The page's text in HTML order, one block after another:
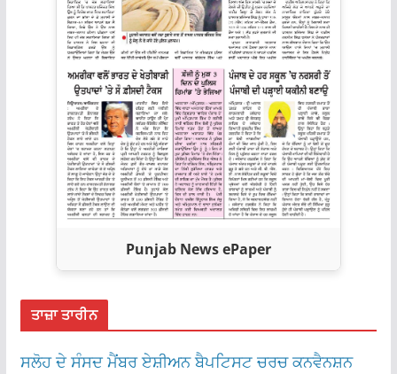
Punjab News ePaper
ਤਾਜ਼ਾ ਤਾਰੀਨ
ਸਲੋਹ ਦੇ ਸੰਸਦ ਮੈਂਬਰ ਏਸ਼ੀਅਨ ਬੈਪਟਿਸਟ ਚਰਚ ਕਨਵੈਨਸ਼ਨ